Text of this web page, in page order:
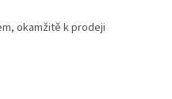
okamžitě k prodeji